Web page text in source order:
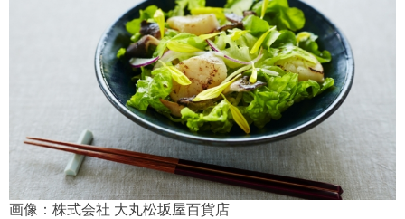
画像：株式会社 大丸松坂屋百貨店